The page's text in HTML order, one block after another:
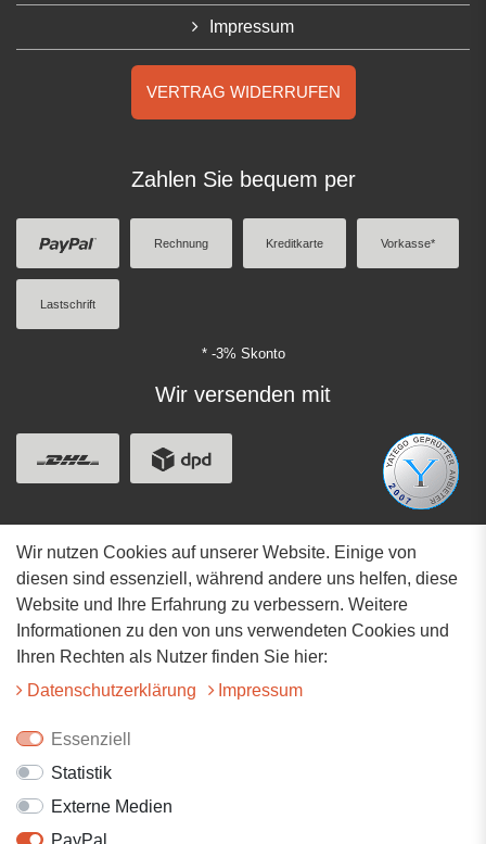
Impressum
VERTRAG WIDERRUFEN
Zahlen Sie bequem per
Rechnung Kreditkarte Vorkasse*
Lastschrift
* -3% Skonto
Wir versenden mit
Adresse
Hauptstrasse 34
73117 Wangen
07161-9566068
Wir nutzen Cookies auf unserer Website. Einige von
diesen sind essenziell, während andere uns helfen, diese
Website und Ihre Erfahrung zu verbessern. Weitere
Informationen zu den von uns verwendeten Cookies und
Ihren Rechten als Nutzer finden Sie hier:
Daten­schutz­erklärung
Impressum
Essenziell
Statistik
Externe Medien
PayPal